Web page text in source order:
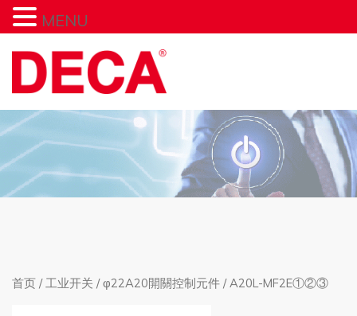
首页 /工业开关 /φ22A20開關控制元件 / A20L-MF2E①②③
MENU